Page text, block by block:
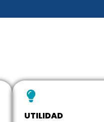
UTILIDAD